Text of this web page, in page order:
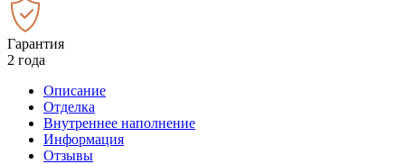
Гарантия
2 года
Описание
Отделка
Внутреннее наполнение
Информация
Отзывы